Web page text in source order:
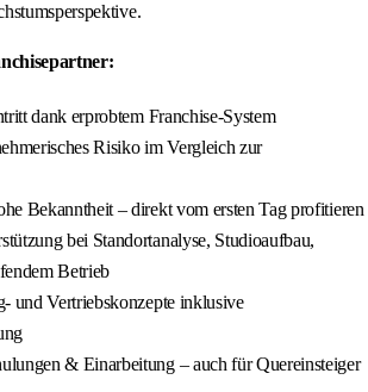
dank erprobtem Franchise-System
Risiko im Vergleich zur
Bekanntheit – direkt vom ersten Tag profitieren
bei Standortanalyse, Studioaufbau,
Betrieb
und Vertriebskonzepte inklusive
& Einarbeitung – auch für Quereinsteiger